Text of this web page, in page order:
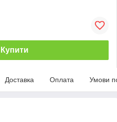
Купити
Доставка Оплата Умови